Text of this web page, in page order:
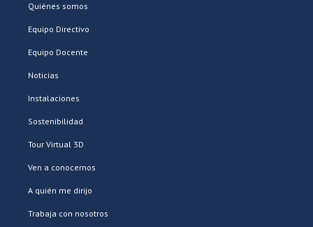
Quiénes somos
Equipo Directivo
Equipo Docente
Noticias
Instalaciones
Sostenibilidad
Tour Virtual 3D
Ven a conocernos
A quién me dirijo
Trabaja con nosotros